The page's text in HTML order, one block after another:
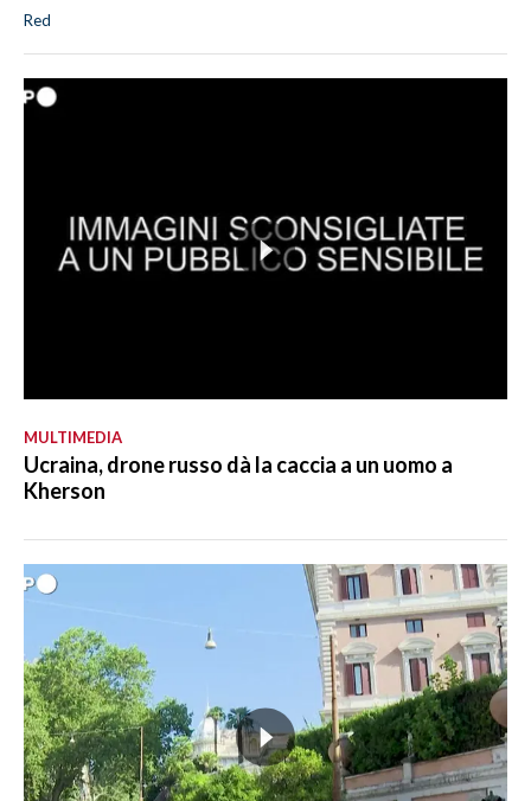
Red
MULTIMEDIA
Ucraina, drone russo dà la caccia a un uomo a
Kherson